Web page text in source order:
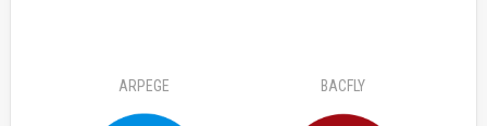
ARPEGE BACFLY